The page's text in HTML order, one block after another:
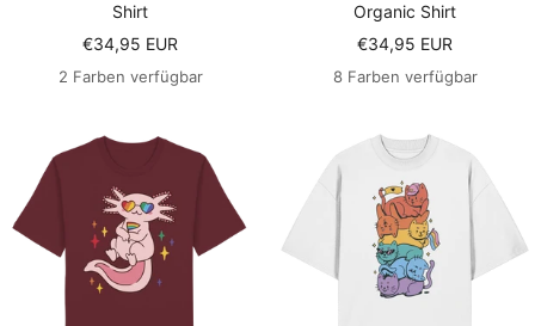
Shirt
Angebotspreis
€34,95 EUR
2 Farben verfügbar
Organic Shirt
Angebotspreis
€34,95 EUR
8 Farben verfügbar